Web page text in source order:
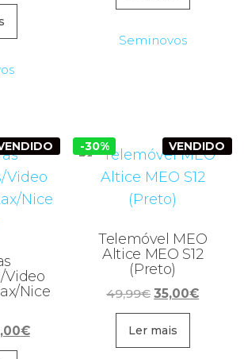
era:
Seminovos
Video
Nice
€O
-30% VENDIDO
Telemóvel MEO
Altice MEO S12
(Preto)
49,99€ O
preço
original
era:
35,00€O
Ler mais